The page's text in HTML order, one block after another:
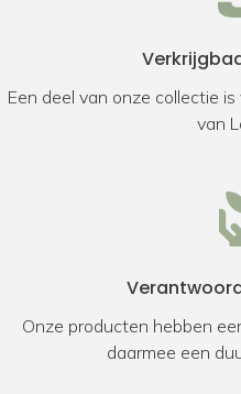
Een deel van onze collectie
van
Onze producten hebben
daarmee een